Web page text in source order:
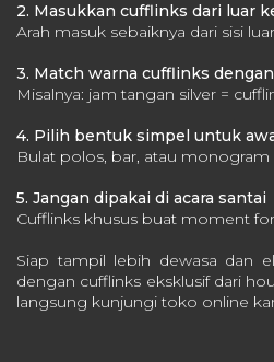
2. Masukkan cufflinks dari luar
Arah masuk sebaiknya dari sisi
3. Match warna cufflinks
Misalnya: jam tangan silver =
4. Pilih bentuk simpel untuk
Bulat polos, bar, atau monogram
5. Jangan dipakai di acara santai
Cufflinks khusus buat moment
Siap tampil lebih dewasa dan
dengan cufflinks eksklusif dari
langsung kunjungi toko online